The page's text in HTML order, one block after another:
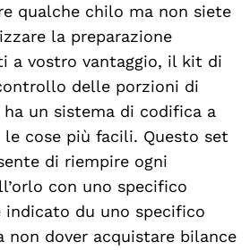
qualche chilo ma non siete
la preparazione
a vostro vantaggio, il kit di
delle porzioni di
un sistema di codifica a
cose più facili. Questo set
di riempire ogni
con uno specifico
indicato du uno specifico
non dover acquistare bilance